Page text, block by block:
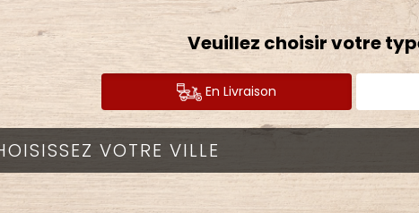
MENUS ENFANTS